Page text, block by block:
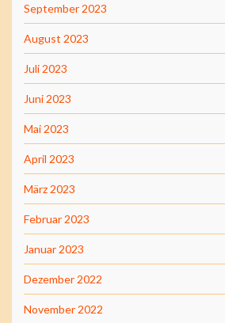
September 2023
August 2023
Juli 2023
Juni 2023
Mai 2023
April 2023
März 2023
Februar 2023
Januar 2023
Dezember 2022
November 2022